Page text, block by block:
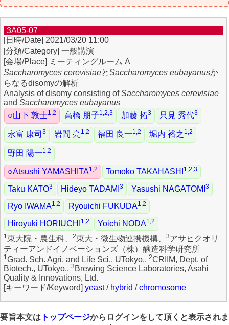
3A05-07
2021/03/20 11:00
一般講演
ミーティングルーム A
Saccharomyces cerevisiaeとSaccharomyces eubayanusか
らなるdisomyの解析
Analysis of disomy consisting ofSaccharomyces cerevisiae
and Saccharomyces eubayanus
○山下 敦士1,2 高橋 朋子1,2,3 加藤 拓3 只見 秀代3
永富 康司 3 岩間 亮1,2 福田 良一1,2 堀内 裕之 1,2
野田 陽一1,2
○Atsushi YAMASHITA1,2 Tomoko TAKAHASHI 1,2,3
Taku KATO3 Hideyo TADAMI 3 Yasushi NAGATOMI 3
Ryo IWAMA1,2 Ryouichi FUKUDA1,2
Hiroyuki HORIUCHI 1,2 Yoichi NODA1,2
1東大院・農生科、 2東大・微生物連携機構、 3アサヒクオリ
ティーアンドイノベーションズ（株）醸造科学研究所
1Grad. Sch. Agri. and Life Sci., UTokyo., 2CRIIM, Dept. of
Biotech., UTokyo., 3 Brewing Science Laboratories, Asahi
Quality & Innovations, Ltd.
yeast/ hybrid /chromosome
要旨本文は トップページからログインをして頂くと表示されま